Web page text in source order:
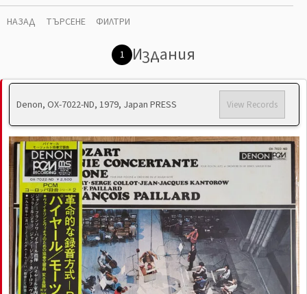
НАЗАД ТЪРСЕНЕ ФИЛТРИ
1 Издания
Denon, OX-7022-ND, 1979, Japan PRESS View Records